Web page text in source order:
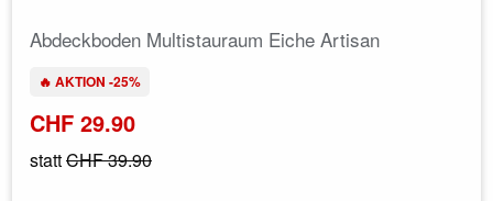
Abdeckboden Multistauraum Eiche Artisan
🔥 AKTION -25%
CHF 29.90
stattCHF 39.90